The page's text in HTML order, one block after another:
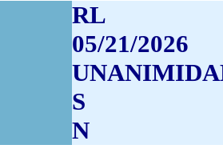
RL
05/21/2026
S
N